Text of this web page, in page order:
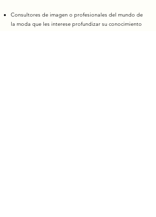
Consultores de imagen o profesionales del mundo de
la moda que les interese profundizar su conocimiento